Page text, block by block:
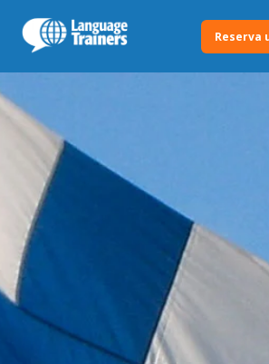
Reserva